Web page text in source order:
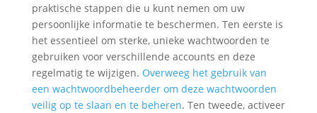
praktische stappen die u kunt nemen om uw
persoonlijke informatie te beschermen. Ten eerste is
het essentieel om sterke, unieke wachtwoorden te
gebruiken voor verschillende accounts en deze
regelmatig te wijzigen. Overweeg het gebruik van
een wachtwoordbeheerder om deze wachtwoorden
veilig op te slaan en te beheren. Ten tweede, activeer